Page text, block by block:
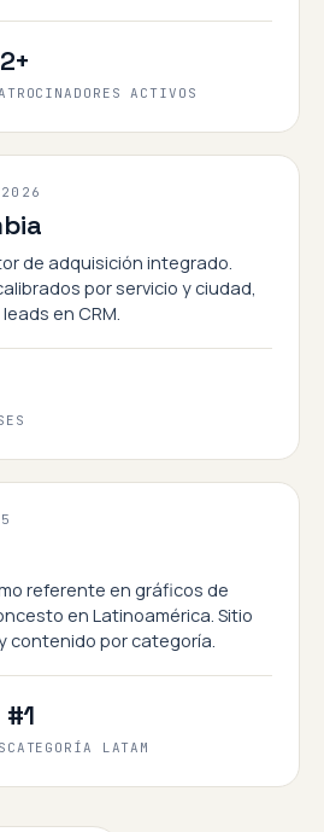
ACTIVOS
de adquisición integrado.
por servicio y ciudad,
en CRM.
referente en gráficos de
en Latinoamérica. Sitio
contenido por categoría.
#1
CATEGORÍA LATAM